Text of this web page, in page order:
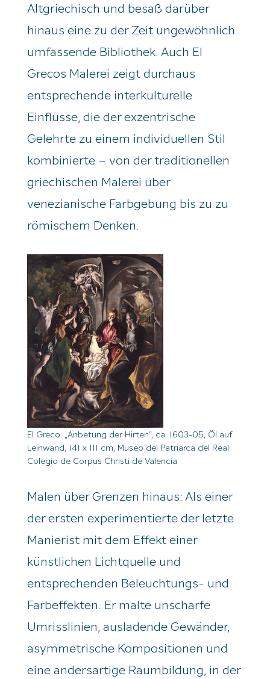
Altgriechisch und besaß darüber
hinaus eine zu der Zeit ungewöhnlich
umfassende Bibliothek. Auch El
Grecos Malerei zeigt durchaus
entsprechende interkulturelle
Einflüsse, die der exzentrische
Gelehrte zu einem individuellen Stil
kombinierte – von der traditionellen
griechischen Malerei über
venezianische Farbgebung bis zu zu
römischem Denken.
El Greco: „Anbetung der Hirten“, ca. 1603-05, Öl auf
Leinwand, 141 x 111 cm, Museo del Patriarca del Real
Colegio de Corpus Christi de Valencia
Malen über Grenzen hinaus: Als einer
der ersten experimentierte der letzte
Manierist mit dem Effekt einer
künstlichen Lichtquelle und
entsprechenden Beleuchtungs- und
Farbeffekten. Er malte unscharfe
Umrisslinien, ausladende Gewänder,
asymmetrische Kompositionen und
eine andersartige Raumbildung, in der